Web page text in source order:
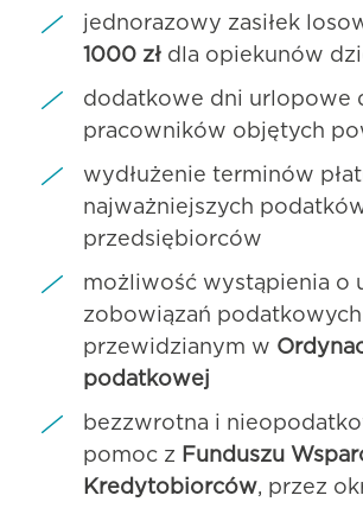
jednorazowy zasiłek
1000 zł dla opiekunów
dodatkowe dni urlopowe
pracowników objętych
wydłużenie terminów
najważniejszych
przedsiębiorców
możliwość wystąpienia o
zobowiązań
przewidzianym w
podatkowej
bezzwrotna i
pomoc z Funduszu
Kredytobiorców, przez